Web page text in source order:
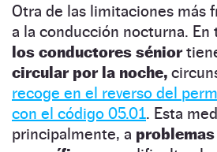
Otra de las limitaciones más
a la conducción nocturna. En
los conductores sénior
circular por la noche,
recoge en el reverso del
con el código 05.01. Esta
principalmente, a